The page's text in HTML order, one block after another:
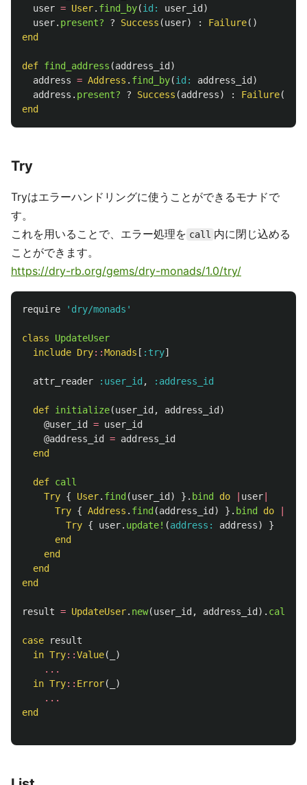
user = User. find_by(id: user_id )
user. present? ? Success (user) : Failure()
end
def find_address (address_id )
address = Address . find_by(id: address_id )
address . present? ? Success (address) : Failure()
end
Try
Tryはエラーハンドリングに使うことができるモナドで
す。
これを用いることで、エラー処理を call 内に閉じ込める
ことができます。
https://dry-rb.org/gems/dry-monads/1.0/try/
require 'dry/monads'
class
UpdateUser
include Dry::Monads [ :try]
attr_reader :user_id , :address_id
def initialize(user_id , address_id )
@user_id
= user_id
@address_id
= address_id
end
def call
Try { User. find (user_id ) }. bind do user
Try { Address . find (address_id ) }. bind do
Try { user. update! (address: address)
}
end
end
end
end
result = UpdateUser. new(user_id , address_id ). call
case
result
in Try::Value(
)
...
in Try:: Error(
)
...
end